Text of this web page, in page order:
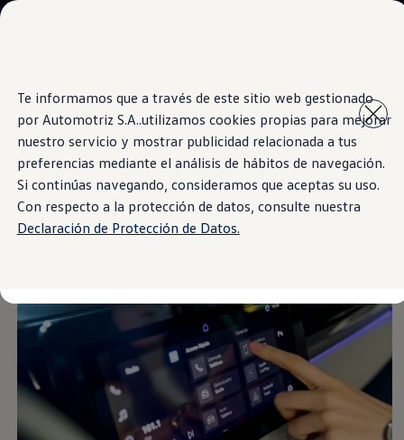
Te informamos que a través de este sitio web gestionado
por Automotriz S.A..utilizamos cookies propias para mejorar
nuestro servicio y mostrar publicidad relacionada a tus
preferencias mediante el análisis de hábitos de navegación.
Si continúas navegando, consideramos que aceptas su uso.
Con respecto a la protección de datos, consulte nuestra
Declaración de Protección de Datos.
contenido
principal
a pie
de
página
Marca y Experiencia
Volkswagen Costa Rica
Blog
Espacio Exclusivo para Prensa
Latin NCAP
Tengo un Volkswagen
Manuales Volkswagen
Postventas
Takata airbag recall campaign
Information
Pantalla semiflotante
touch a color de 10"